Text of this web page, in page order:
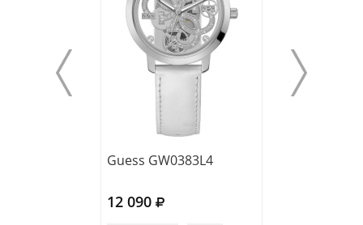
Guess GW0383L4
12 090